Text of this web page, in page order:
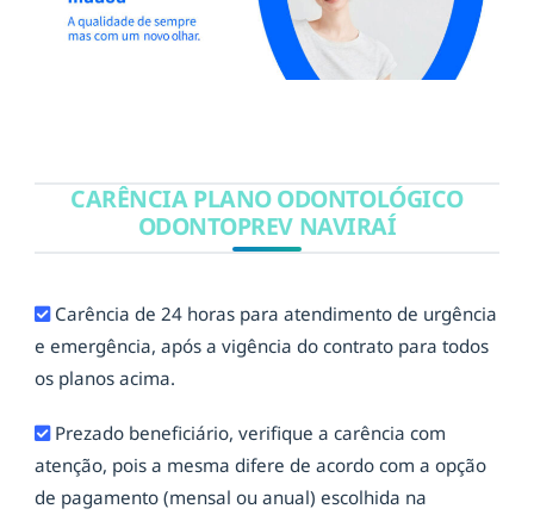
CARÊNCIA PLANO ODONTOLÓGICO
ODONTOPREV NAVIRAÍ
Carência de 24 horas para atendimento de urgência
e emergência, após a vigência do contrato para todos
os planos acima.
Prezado beneficiário, verifique a carência com
atenção, pois a mesma difere de acordo com a opção
de pagamento (mensal ou anual) escolhida na